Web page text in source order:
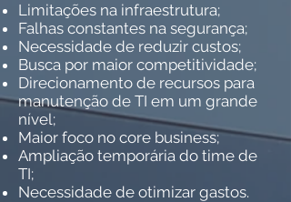
Limitações na infraestrutura;
Falhas constantes na segurança;
Necessidade de reduzir custos;
Busca por maior competitividade;
Direcionamento de recursos para
manutenção de TI em um grande
nível;
Maior foco no core business;
Ampliação temporária do time de
TI;
Necessidade de otimizar gastos.